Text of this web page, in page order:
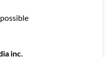
inc.